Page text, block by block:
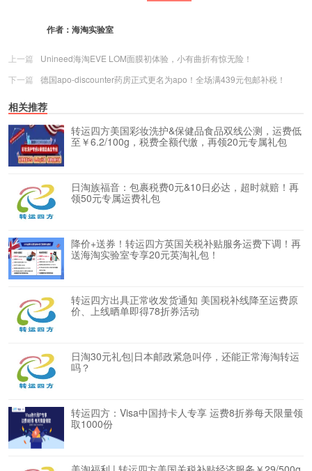
作者： 海淘实验室
上一篇
Unineed海淘EVE LOM面膜初体验，小有曲折有惊无险！
下一篇
德国apo-discounter药房正式更名为apo！全场满439元包邮补税！
相关推荐
转运四方美国彩妆洗护&保健品食品双线公测，运费低
至￥6.2/100g，税费全额代缴，再领20元专属礼包
日淘族福音：包裹税费0元&10日必达，超时就赔！再
领50元专属运费礼包
降价+送券！转运四方英国关税补贴服务运费下调！再
送海淘实验室专享20元英淘礼包！
转运四方出具正常收发货通知 美国税补线降至运费原
价、上线晒单即得78折券活动
日淘30元礼包|日本邮政紧急叫停，还能正常海淘转运
吗？
转运四方：Visa中国持卡人专享 运费8折券每天限量领
取1000份